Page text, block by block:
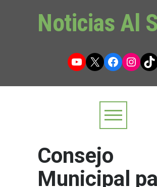
Noticias Al
YouTube
X
Consejo
Municipal